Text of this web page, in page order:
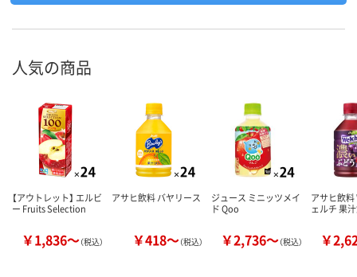
人気の商品
【アウトレット】 エルビ
ー Fruits Selection
￥1,836～（税込）
アサヒ飲料 バヤリース
￥418～（税込）
ジュース ミニッツメイ
ド Qoo
￥2,736～（税込）
アサヒ飲
ェルチ 果
￥